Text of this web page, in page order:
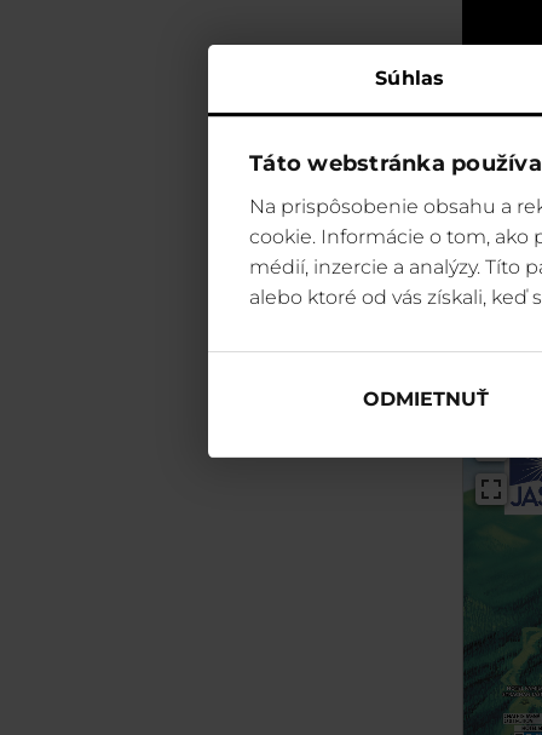
Súhlas
Táto webstránka
Na prispôsobenie obsahu a
cookie. Informácie o tom, ako
médií, inzercie a analýzy.
alebo ktoré od vás získali, keď
ODMIETNUŤ